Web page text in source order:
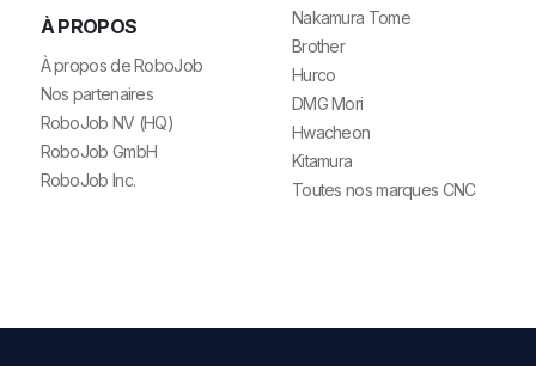
À PROPOS
À propos de RoboJob
Nos partenaires
RoboJob NV (HQ)
RoboJob GmbH
RoboJob Inc.
Nakamura Tome
Brother
Hurco
DMG Mori
Hwacheon
Kitamura
Toutes nos marques CNC